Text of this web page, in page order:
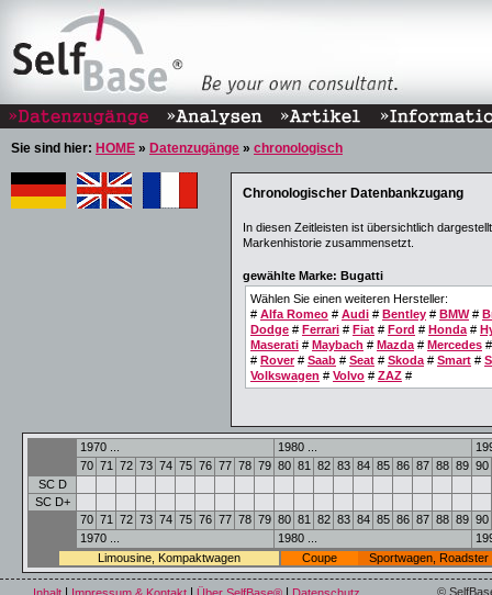
Sie sind hier: HOME » Datenzugänge » chronologisch
Chronologischer Datenbankzugang
In diesen Zeitleisten ist übersichtlich
Markenhistorie zusammensetzt.
gewählte Marke: Bugatti
Wählen Sie einen weiteren Hersteller:
# Alfa Romeo # Audi # Bentley # BMW#
Dodge # Ferrari # Fiat # Ford # Honda #
Maserati # Maybach # Mazda # Mercedes
# Rover# Saab # Seat # Skoda # Smart #
Volkswagen # Volvo # ZAZ #
1970 ... 1980 ...
70 71 72 73 74 75 76 77 78 79 80 81 82 83 84 85 86 87 88 89 90
SC D
SC D+
70 71 72 73 74 75 76 77 78 79 80 81 82 83 84 85 86 87 88 89 90
1970 ...
1980 ...
Limousine, Kompaktwagen
Coupe Sportwagen, Roadster
©